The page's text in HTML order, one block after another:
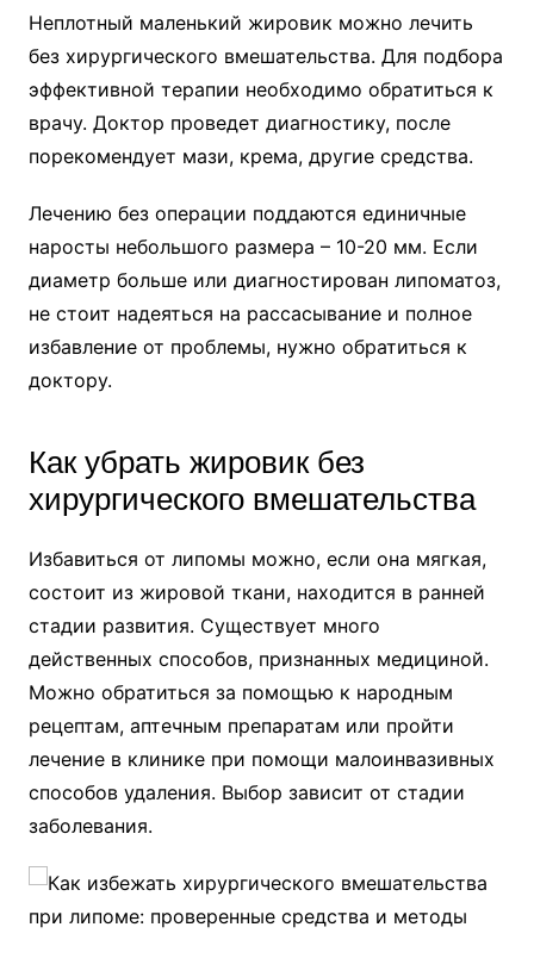
Неплотный маленький жировик можно лечить
без хирургического вмешательства. Для подбора
эффективной терапии необходимо обратиться к
врачу. Доктор проведет диагностику, после
порекомендует мази, крема, другие средства.
Лечению без операции поддаются единичные
наросты небольшого размера – 10-20 мм. Если
диаметр больше или диагностирован липоматоз,
не стоит надеяться на рассасывание и полное
избавление от проблемы, нужно обратиться к
доктору.
Как убрать жировик без
хирургического вмешательства
Избавиться от липомы можно, если она мягкая,
состоит из жировой ткани, находится в ранней
стадии развития. Существует много
действенных способов, признанных медициной.
Можно обратиться за помощью к народным
рецептам, аптечным препаратам или пройти
лечение в клинике при помощи малоинвазивных
способов удаления. Выбор зависит от стадии
заболевания.